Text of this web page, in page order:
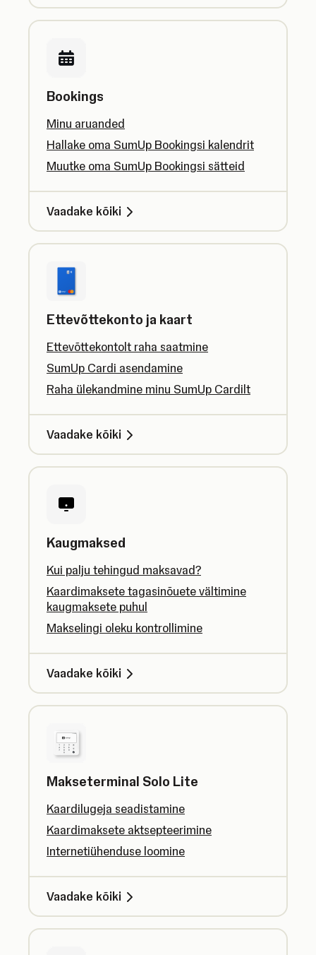
Bookings
Minu aruanded
Hallake oma SumUp Bookingsi kalendrit
Muutke oma SumUp Bookingsi sätteid
Vaadake kõiki
Ettevõttekonto ja kaart
Ettevõttekontolt raha saatmine
SumUp Cardi asendamine
Raha ülekandmine minu SumUp Cardilt
Vaadake kõiki
Kaugmaksed
Kui palju tehingud maksavad?
Kaardimaksete tagasinõuete vältimine
kaugmaksete puhul
Makselingi oleku kontrollimine
Vaadake kõiki
Makseterminal Solo Lite
Kaardilugeja seadistamine
Kaardimaksete aktsepteerimine
Internetiühenduse loomine
Vaadake kõiki